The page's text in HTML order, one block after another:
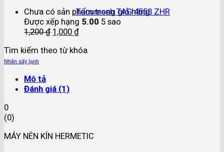
Chưa có sản phẩm trong giỏ hàng.
Tecumseh TAG 4553 ZHR
Được xếp hạng 5.00 5 sao
1,200₫ 1,000 ₫
Tìm kiếm theo từ khóa
Nhãn sấy lạnh
Mô tả
Đánh giá (1)
0
(0)
MÁY NÉN KÍN HERMETIC